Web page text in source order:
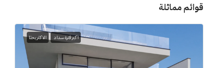
قوائم مماثلة
اكبر فترة سداد الاكثر بحثا